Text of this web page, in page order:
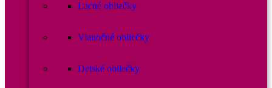
Lacné obliečky
Vianočné obliečky
Detské obliečky